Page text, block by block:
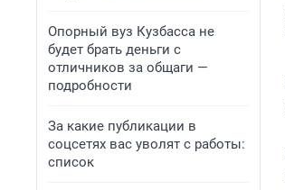
Опорный вуз Кузбасса не
будет брать деньги с
отличников за общаги —
подробности
За какие публикации в
соцсетях вас уволят с работы:
список